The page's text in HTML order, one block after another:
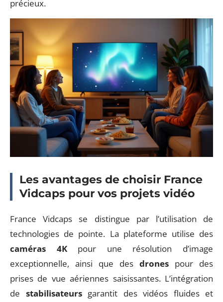
précieux.
Les avantages de choisir France
Vidcaps pour vos projets vidéo
France Vidcaps se distingue par l’utilisation de
technologies de pointe. La plateforme utilise des
caméras 4Kpour une résolution d’image
exceptionnelle, ainsi que des drones pour des
prises de vue aériennes saisissantes. L’intégration
de stabilisateursgarantit des vidéos fluides et